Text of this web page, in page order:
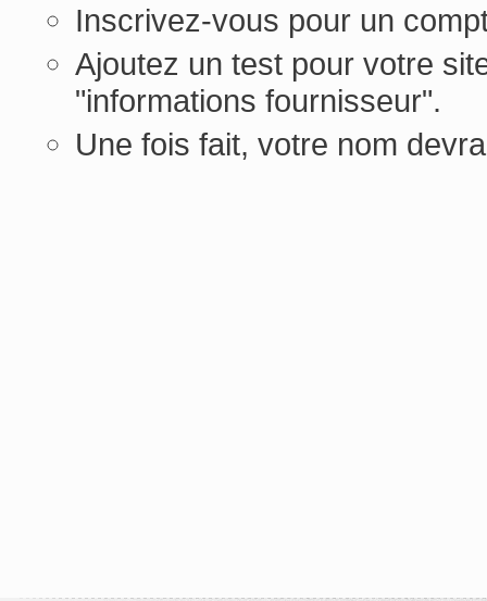
Inscrivez-vous pour un
Ajoutez un test pour votre
"informations fournisseur".
Une fois fait, votre nom